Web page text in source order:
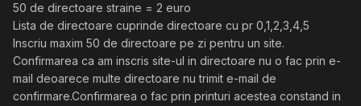
50 de directoare straine = 2 euro
Lista de directoare cuprinde directoare cu pr 0,1,2,3,4,5
Inscriu maxim 50 de directoare pe zi pentru un site.
Confirmarea ca am inscris site-ul in directoare nu o fac prin e-
mail deoarece multe directoare nu trimit e-mail de
confirmare.Confirmarea o fac prin printuri acestea constand in